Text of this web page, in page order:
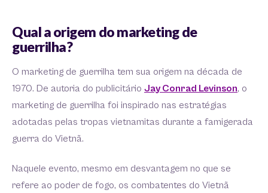
Qual a origem do marketing de
guerrilha?
O marketing de guerrilha tem sua origem na década de
1970. De autoria do publicitário Jay Conrad Levinson, o
marketing de guerrilha foi inspirado nas estratégias
adotadas pelas tropas vietnamitas durante a famigerada
guerra do Vietnã.
Naquele evento, mesmo em desvantagem no que se
refere ao poder de fogo, os combatentes do Vietnã